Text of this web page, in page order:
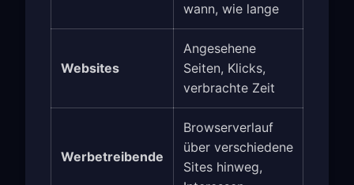
wann, wie lange
Websites
Angesehene
Seiten, Klicks,
verbrachte Zeit
Werbetreibende
Browserverlauf
über verschiedene
Sites hinweg,